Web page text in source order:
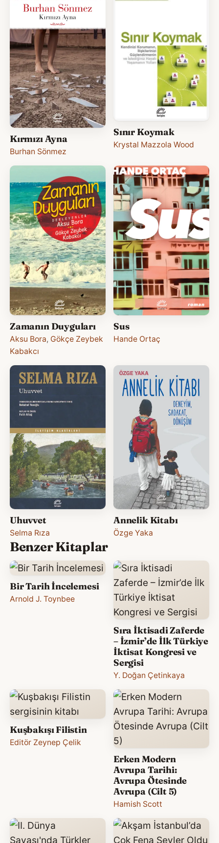
Kırmızı Ayna
Burhan Sönmez
Sınır Koymak
Krystal Mazzola Wood
Zamanın Duyguları
Aksu Bora, Gökçe Zeybek
Kabakcı
Sus
Hande Ortaç
Uhuvvet
Selma Rıza
Annelik Kitabı
Özge Yaka
Benzer Kitaplar
Bir Tarih İncelemesi
Arnold J. Toynbee
Sıra İktisadi Zaferde
– İzmir’de İlk Türkiye
İktisat Kongresi ve
Sergisi
Y. Doğan Çetinkaya
Kuşbakışı Filistin
Editör Zeynep Çelik
Erken Modern
Avrupa Tarihi:
Avrupa Ötesinde
Avrupa (Cilt 5)
Hamish Scott